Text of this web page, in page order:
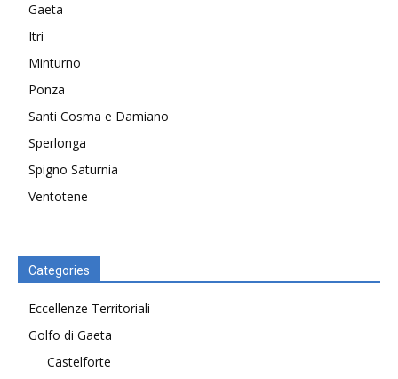
Gaeta
Itri
Minturno
Ponza
Santi Cosma e Damiano
Sperlonga
Spigno Saturnia
Ventotene
Categories
Eccellenze Territoriali
Golfo di Gaeta
Castelforte